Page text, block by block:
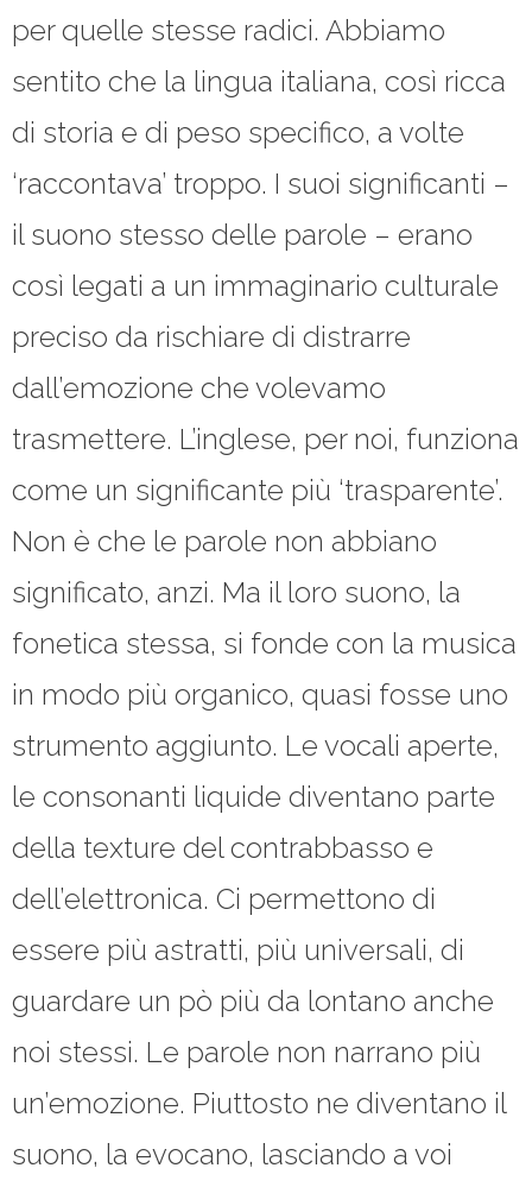
per quelle stesse radici. Abbiamo
sentito che la lingua italiana, così ricca
di storia e di peso specifico, a volte
‘raccontava’ troppo. I suoi significanti –
il suono stesso delle parole – erano
così legati a un immaginario culturale
preciso da rischiare di distrarre
dall’emozione che volevamo
trasmettere. L’inglese, per noi, funziona
come un significante più ‘trasparente’.
Non è che le parole non abbiano
significato, anzi. Ma il loro suono, la
fonetica stessa, si fonde con la musica
in modo più organico, quasi fosse uno
strumento aggiunto. Le vocali aperte,
le consonanti liquide diventano parte
della texture del contrabbasso e
dell’elettronica. Ci permettono di
essere più astratti, più universali, di
guardare un pò più da lontano anche
noi stessi. Le parole non narrano più
un’emozione. Piuttosto ne diventano il
suono, la evocano, lasciando a voi